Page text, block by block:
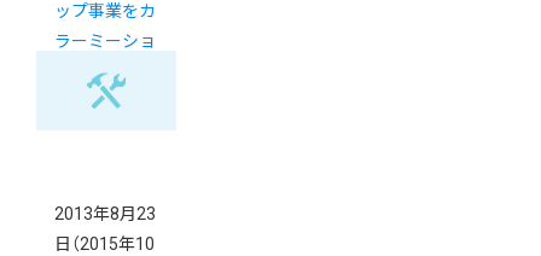
ップ事業をカ
ラーミーショ
ップが共同運
営開始
2013年8月23
日 （2015年10